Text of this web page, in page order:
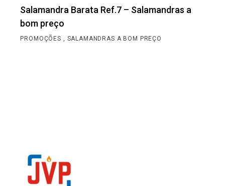
Salamandra Barata Ref.7 – Salamandras a
bom preço
PROMOÇÕES SALAMANDRAS A BOM PREÇO